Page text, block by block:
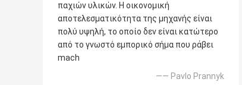
παχιών υλικών. Η οικονομική
αποτελεσματικότητα της μηχανής είναι
πολύ υψηλή, το οποίο δεν είναι κατώτερο
από το γνωστό εμπορικό σήμα που ράβει
mach
—— Pavlo Prannyk